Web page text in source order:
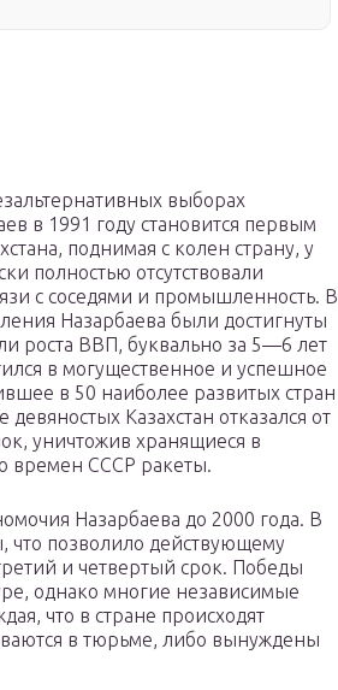
выборах
в 1991 году становится первым
поднимая с колен страну, у
полностью отсутствовали
с соседями и промышленность. В
Назарбаева были достигнуты
роста ВВП, буквально за 5—6 лет
в могущественное и успешное
в 50 наиболее развитых стран
Казахстан отказался от
уничтожив хранящиеся в
времен СССР ракеты.
Назарбаева до 2000 года. В
что позволило действующему
и четвертый срок. Победы
однако многие независимые
что в стране происходят
в тюрьме, либо вынуждены